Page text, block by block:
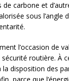
carbone et
sous l’angle
l’occasion de
routière. À
disposition des